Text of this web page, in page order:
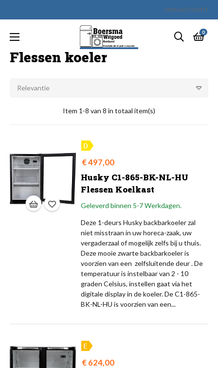
MIJN ACCOUNT
0
Toggle
☰
Flessen koeler
Relevantie
Item 1-8 van 8 in totaal item(s)
Prijs
€ 497,00
Husky C1-865-BK-NL-HU
Flessen Koelkast
Geleverd binnen 5-7 Werkdagen.
Deze 1-deurs Husky backbarkoeler zal
niet misstraan in uw horeca-zaak, uw
vergaderzaal of mogelijk zelfs bij u thuis.
Deze mooie zwarte backbarkoeler is
voorzien van een zelfsluitende deur . De
temperatuur is instelbaar van 2 - 10
graden Celsius, instellen gaat via het
digitale display in de koeler. De C1-865-
BK-NL-HU is voorzien van een...
Prijs
€ 624,00